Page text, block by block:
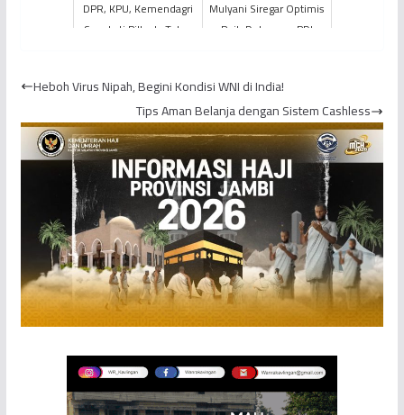
DPR, KPU, Kemendagri
Sepakati Pilkada Tetap
Mulyani Siregar Optimis
Raih Dukungan PDI
Heboh Virus Nipah, Begini Kondisi WNI di India!
Tips Aman Belanja dengan Sistem Cashless